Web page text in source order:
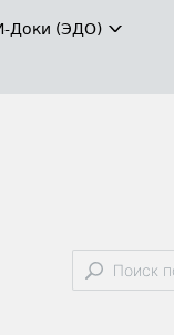
Доки (ЭДО)